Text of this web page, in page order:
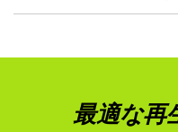
最適な再